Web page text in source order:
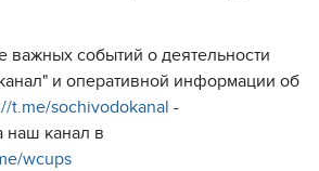
важных событий о деятельности
и оперативной информации об
t.me/sochivodokanal -
наш канал в
wcups